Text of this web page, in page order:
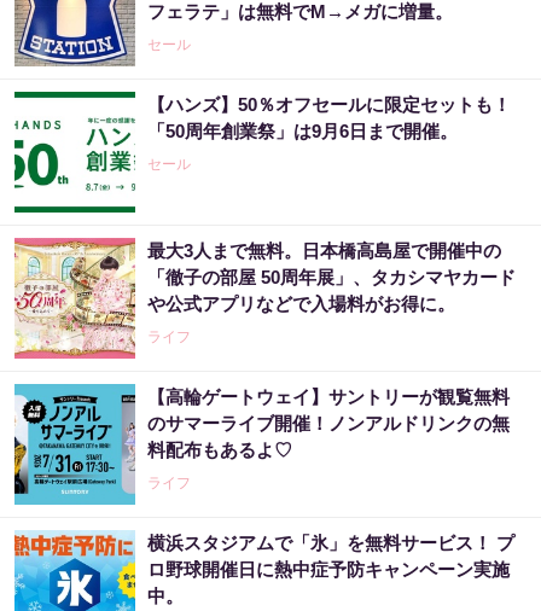
フェラテ」は無料でM→メガに増量。
セール
【ハンズ】50％オフセールに限定セットも！
「50周年創業祭」は9月6日まで開催。
セール
最大3人まで無料。日本橋高島屋で開催中の
「徹子の部屋 50周年展」、タカシマヤカード
や公式アプリなどで入場料がお得に。
ライフ
【高輪ゲートウェイ】サントリーが観覧無料
のサマーライブ開催！ノンアルドリンクの無
料配布もあるよ♡
ライフ
横浜スタジアムで「氷」を無料サービス！ プ
ロ野球開催日に熱中症予防キャンペーン実施
中。